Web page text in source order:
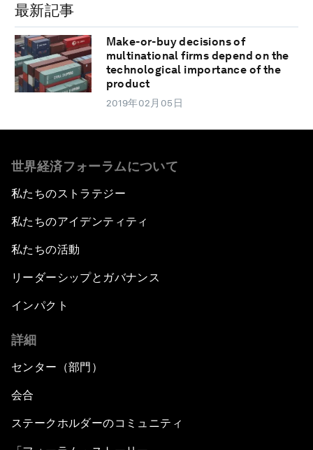
最新記事
Make-or-buy decisions of
multinational firms depend on the
technological importance of the
product
2019年02月05日
世界経済フォーラムについて
私たちのストラテジー
私たちのアイデンティティ
私たちの活動
リーダーシップとガバナンス
インパクト
詳細
センター（部門）
会合
ステークホルダーのコミュニティ